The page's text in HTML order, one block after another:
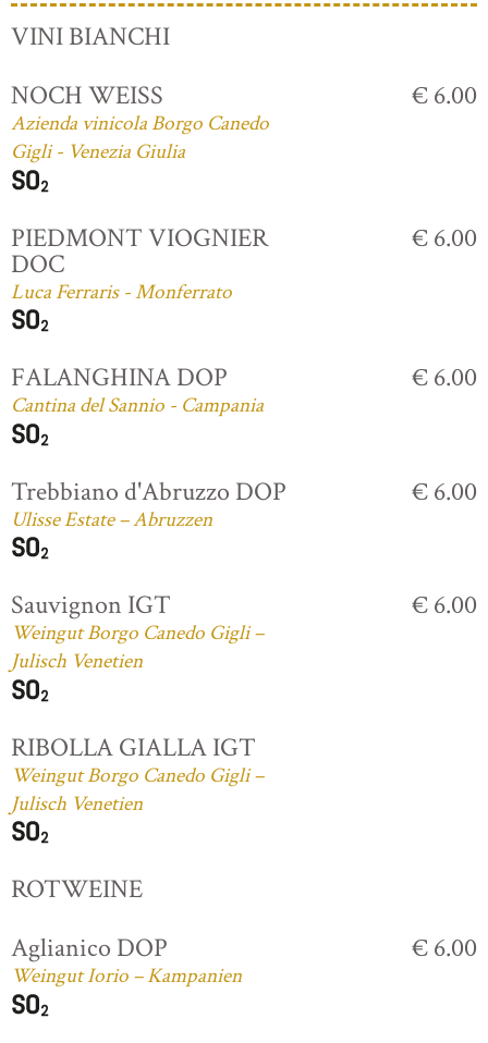
VINI BIANCHI
NOCH WEISS
Azienda vinicola Borgo Canedo
Gigli - Venezia Giulia
€ 6.00
PIEDMONT VIOGNIER
DOC
Luca Ferraris - Monferrato
€ 6.00
FALANGHINA DOP
Cantina del Sannio - Campania
€ 6.00
Trebbiano d'Abruzzo DOP
Ulisse Estate – Abruzzen
€ 6.00
Sauvignon IGT
Weingut Borgo Canedo Gigli –
Julisch Venetien
€ 6.00
RIBOLLA GIALLA IGT
Weingut Borgo Canedo Gigli –
Julisch Venetien
ROTWEINE
Aglianico DOP
Weingut Iorio – Kampanien
€ 6.00